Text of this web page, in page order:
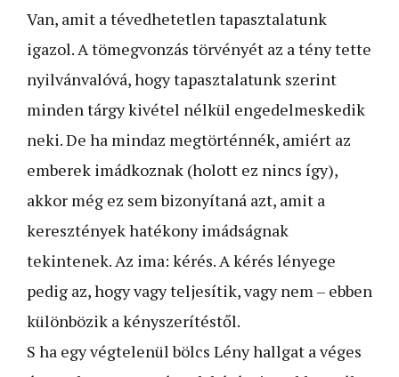
Van, amit a tévedhetetlen tapasztalatunk
igazol. A tömegvonzás törvényét az a tény tette
nyilvánvalóvá, hogy tapasztalatunk szerint
minden tárgy kivétel nélkül engedel­meskedik
neki. De ha mindaz megtörténnék, amiért az
emberek imádkoznak (holott ez nincs így),
akkor még ez sem bizonyítaná azt, amit a
keresztények hatékony imádságnak
tekintenek. Az ima: kérés. A kérés lényege
pedig az, hogy vagy teljesítik, vagy nem – ebben
különbözik a kényszerítéstől.
S ha egy végtelenül bölcs Lény hallgat a véges